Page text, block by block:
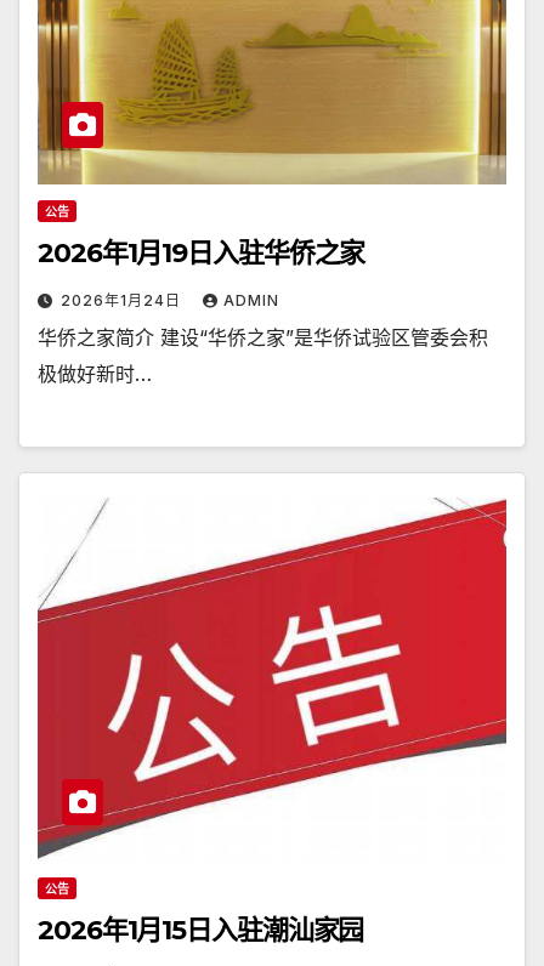
公告
2026年1月19日入驻华侨之家
2026年1月24日 ADMIN
华侨之家简介 建设“华侨之家”是华侨试验区管委会积
极做好新时…
公告
2026年1月15日入驻潮汕家园